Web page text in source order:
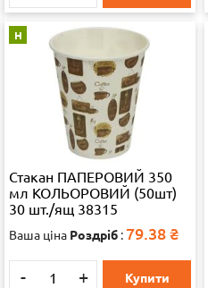
Н
Стакан ПАПЕРОВИЙ 350
мл КОЛЬОРОВИЙ (50шт)
30 шт./ящ 38315
Ваша ціна Роздріб : 79.38 ₴
- + Купити